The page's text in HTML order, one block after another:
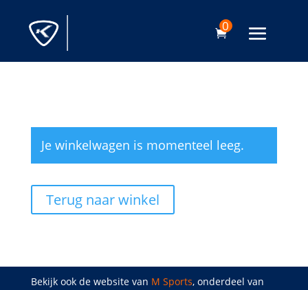
0
Je winkelwagen is momenteel leeg.
Terug naar winkel
Bekijk ook de website van M Sports, onderdeel van